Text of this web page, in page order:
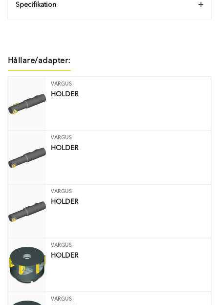
Specifikation
Hållare/adapter:
VARGUS
HOLDER
VARGUS
HOLDER
VARGUS
HOLDER
VARGUS
HOLDER
VARGUS